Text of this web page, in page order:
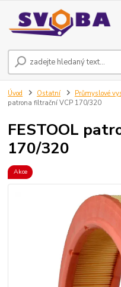
Úvod Ostatní Průmyslové
patrona filtrační VCP 170/320
FESTOOL
170/320
Akce